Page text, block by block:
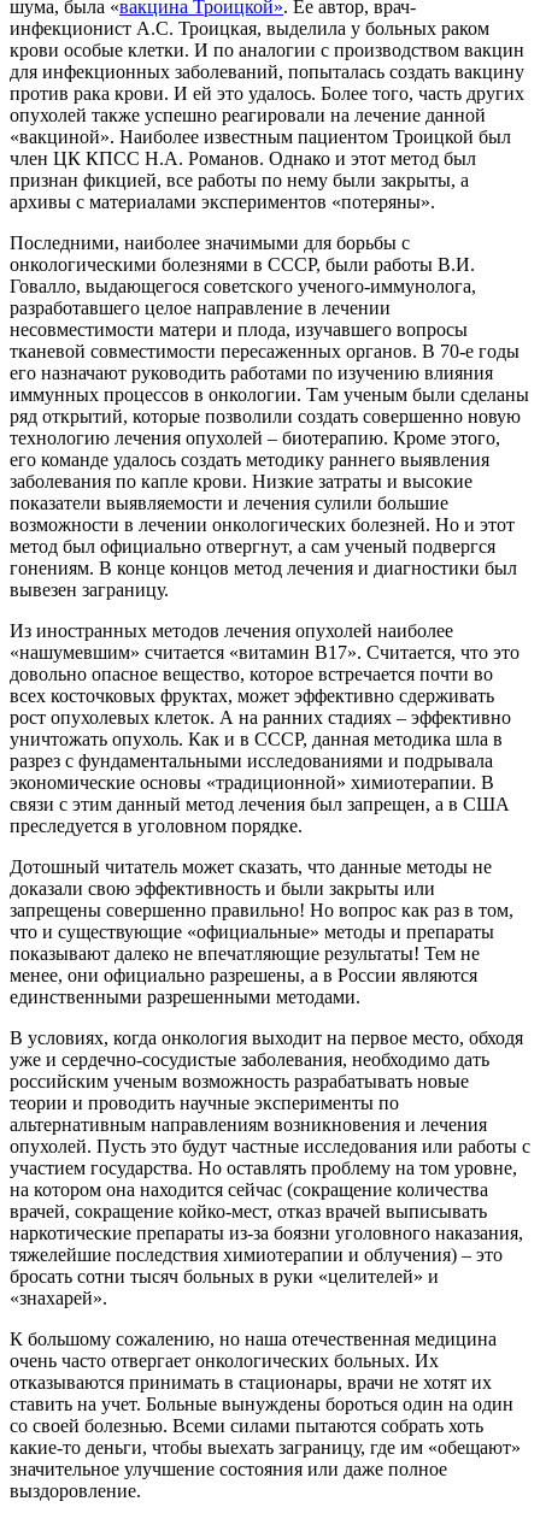
шума, была «вакцина Троицкой». Ее автор, врач-
инфекционист А.С. Троицкая, выделила у больных раком
крови особые клетки. И по аналогии с производством вакцин
для инфекционных заболеваний, попыталась создать вакцину
против рака крови. И ей это удалось. Более того, часть других
опухолей также успешно реагировали на лечение данной
«вакциной». Наиболее известным пациентом Троицкой был
член ЦК КПСС Н.А. Романов. Однако и этот метод был
признан фикцией, все работы по нему были закрыты, а
архивы с материалами экспериментов «потеряны».
Последними, наиболее значимыми для борьбы с
онкологическими болезнями в СССР, были работы В.И.
Говалло, выдающегося советского ученого-иммунолога,
разработавшего целое направление в лечении
несовместимости матери и плода, изучавшего вопросы
тканевой совместимости пересаженных органов. В 70-е годы
его назначают руководить работами по изучению влияния
иммунных процессов в онкологии. Там ученым были сделаны
ряд открытий, которые позволили создать совершенно новую
технологию лечения опухолей – биотерапию. Кроме этого,
его команде удалось создать методику раннего выявления
заболевания по капле крови. Низкие затраты и высокие
показатели выявляемости и лечения сулили большие
возможности в лечении онкологических болезней. Но и этот
метод был официально отвергнут, а сам ученый подвергся
гонениям. В конце концов метод лечения и диагностики был
вывезен заграницу.
Из иностранных методов лечения опухолей наиболее
«нашумевшим» считается «витамин B17». Считается, что это
довольно опасное вещество, которое встречается почти во
всех косточковых фруктах, может эффективно сдерживать
рост опухолевых клеток. А на ранних стадиях – эффективно
уничтожать опухоль. Как и в СССР, данная методика шла в
разрез с фундаментальными исследованиями и подрывала
экономические основы «традиционной» химиотерапии. В
связи с этим данный метод лечения был запрещен, а в США
преследуется в уголовном порядке.
Дотошный читатель может сказать, что данные методы не
доказали свою эффективность и были закрыты или
запрещены совершенно правильно! Но вопрос как раз в том,
что и существующие «официальные» методы и препараты
показывают далеко не впечатляющие результаты! Тем не
менее, они официально разрешены, а в России являются
единственными разрешенными методами.
В условиях, когда онкология выходит на первое место, обходя
уже и сердечно-сосудистые заболевания, необходимо дать
российским ученым возможность разрабатывать новые
теории и проводить научные эксперименты по
альтернативным направлениям возникновения и лечения
опухолей. Пусть это будут частные исследования или работы с
участием государства. Но оставлять проблему на том уровне,
на котором она находится сейчас (сокращение количества
врачей, сокращение койко-мест, отказ врачей выписывать
наркотические препараты из-за боязни уголовного наказания,
тяжелейшие последствия химиотерапии и облучения) – это
бросать сотни тысяч больных в руки «целителей» и
«знахарей».
К большому сожалению, но наша отечественная медицина
очень часто отвергает онкологических больных. Их
отказываются принимать в стационары, врачи не хотят их
ставить на учет. Больные вынуждены бороться один на один
со своей болезнью. Всеми силами пытаются собрать хоть
какие-то деньги, чтобы выехать заграницу, где им «обещают»
значительное улучшение состояния или даже полное
выздоровление.